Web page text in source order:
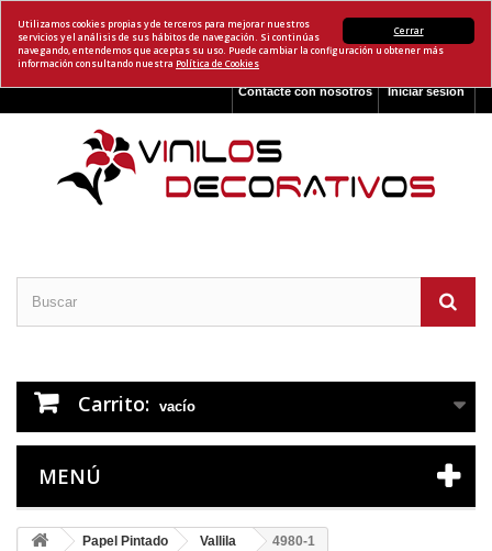
Cerrar
Utilizamos cookies propias y de terceros para mejorar nuestros
servicios y el análisis de sus hábitos de navegación. Si continúas
navegando, entendemos que aceptas su uso. Puede cambiar la configuración u obtener más
información consultando nuestra Política de Cookies
Iniciar sesión
Contacte con nosotros
Carrito: vacío
MENÚ
Papel Pintado Vallila 4980-1